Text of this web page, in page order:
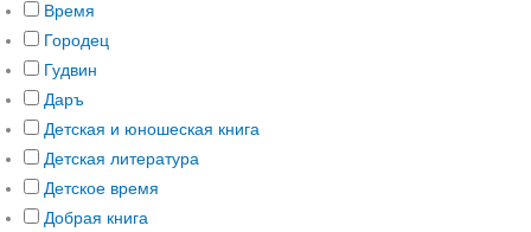
Время
Городец
Гудвин
Даръ
Детская и юношеская книга
Детская литература
Детское время
Добрая книга